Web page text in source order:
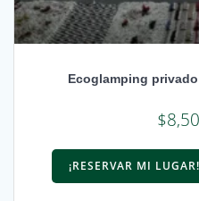
Ecoglamping
$
¡RESERVAR MI LUGAR!